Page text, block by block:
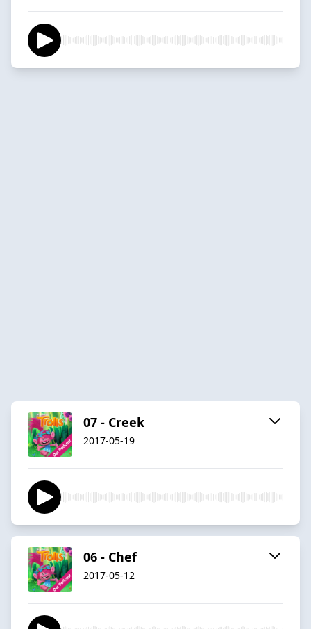
07 - Creek
2017-05-19
06 - Chef
2017-05-12